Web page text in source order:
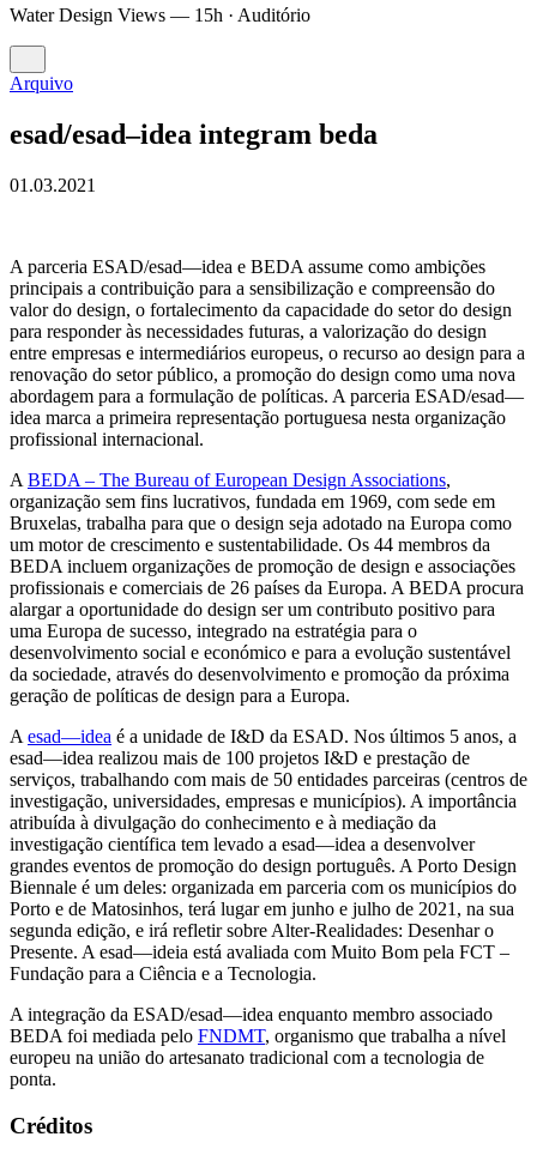
Water Design Views — 15h · Auditório
Arquivo
esad/esad–idea integram beda
01.03.2021
A parceria ESAD/esad—idea e BEDA assume como ambições
principais a contribuição para a sensibilização e compreensão do
valor do design, o fortalecimento da capacidade do setor do design
para responder às necessidades futuras, a valorização do design
entre empresas e intermediários europeus, o recurso ao design para a
renovação do setor público, a promoção do design como uma nova
abordagem para a formulação de políticas. A parceria ESAD/esad—
idea marca a primeira representação portuguesa nesta organização
profissional internacional.
A BEDA – The Bureau of European Design Associations,
organização sem fins lucrativos, fundada em 1969, com sede em
Bruxelas, trabalha para que o design seja adotado na Europa como
um motor de crescimento e sustentabilidade. Os 44 membros da
BEDA incluem organizações de promoção de design e associações
profissionais e comerciais de 26 países da Europa. A BEDA procura
alargar a oportunidade do design ser um contributo positivo para
uma Europa de sucesso, integrado na estratégia para o
desenvolvimento social e económico e para a evolução sustentável
da sociedade, através do desenvolvimento e promoção da próxima
geração de políticas de design para a Europa.
A esad—idea é a unidade de I&D da ESAD. Nos últimos 5 anos, a
esad—idea realizou mais de 100 projetos I&D e prestação de
serviços, trabalhando com mais de 50 entidades parceiras (centros de
investigação, universidades, empresas e municípios). A importância
atribuída à divulgação do conhecimento e à mediação da
investigação científica tem levado a esad—idea a desenvolver
grandes eventos de promoção do design português. A Porto Design
Biennale é um deles: organizada em parceria com os municípios do
Porto e de Matosinhos, terá lugar em junho e julho de 2021, na sua
segunda edição, e irá refletir sobre Alter-Realidades: Desenhar o
Presente. A esad—ideia está avaliada com Muito Bom pela FCT –
Fundação para a Ciência e a Tecnologia.
A integração da ESAD/esad—idea enquanto membro associado
BEDA foi mediada pelo FNDMT, organismo que trabalha a nível
europeu na união do artesanato tradicional com a tecnologia de
ponta.
Créditos